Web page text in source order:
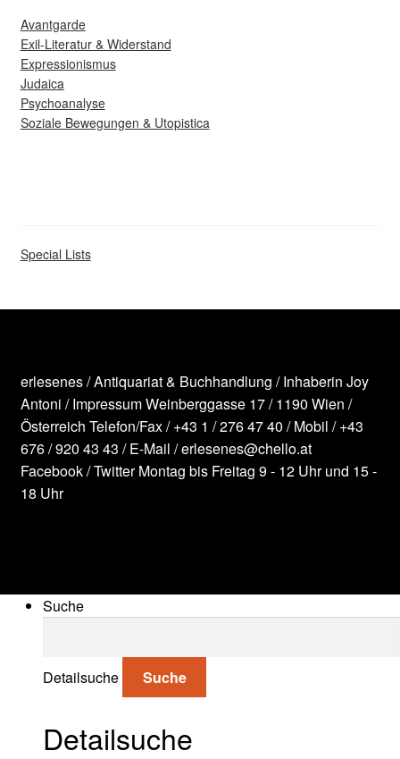
Avantgarde
Exil-Literatur & Widerstand
Expressionismus
Judaica
Psychoanalyse
Soziale Bewegungen & Utopistica
Special Lists
erlesenes / Antiquariat & Buchhandlung / Inhaberin Joy
Antoni /ImpressumWeinberggasse 17 / 1190 Wien /
Österreich Telefon/Fax /+43 1 / 276 47 40 / Mobil /+43
676 / 920 43 43 / E-Mail /erlesenes@chello.at
Facebook/Twitter Montag bis Freitag 9 - 12 Uhr und 15 -
18 Uhr
Suche
Detailsuche Suche
Detailsuche